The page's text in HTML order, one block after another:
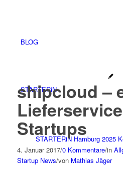
BLOG
STARTERiN
STARTERiN Hamburg 2025
shipcloud –
Startups
4. Januar 2017/0 Kommentare/in
Startup News/von Mathias Jäger